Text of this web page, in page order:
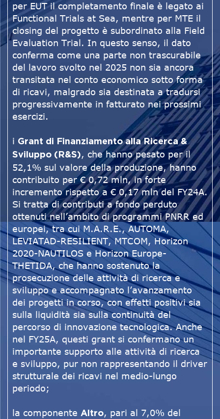
per EUT il completamento finale è legato ai
Functional Trials at Sea, mentre per MTE il
closing del progetto è subordinato alla Field
Evaluation Trial. In questo senso, il dato
conferma come una parte non trascurabile
del lavoro svolto nel 2025 non sia ancora
transitata nel conto economico sotto forma
di ricavi, malgrado sia destinata a tradursi
progressivamente in fatturato nei prossimi
esercizi.
i Grant di Finanziamento alla Ricerca &
Sviluppo (R&S), che hanno pesato per il
52,1% sul valore della produzione, hanno
contribuito per € 0,72 mln, in forte
incremento rispetto a € 0,17 mln del FY24A.
Si tratta di contributi a fondo perduto
ottenuti nell’ambito di programmi PNRR ed
europei, tra cui M.A.R.E., AUTOMA,
LEVIATAD-RESILIENT, MTCOM, Horizon
2020-NAUTILOS e Horizon Europe-
THETIDA, che hanno sostenuto la
prosecuzione delle attività di ricerca e
sviluppo e accompagnato l’avanzamento
dei progetti in corso, con effetti positivi sia
sulla liquidità sia sulla continuità del
percorso di innovazione tecnologica. Anche
nel FY25A, questi grant si confermano un
importante supporto alle attività di ricerca
e sviluppo, pur non rappresentando il driver
strutturale dei ricavi nel medio-lungo
periodo;
la componente Altro, pari al 7,0% del